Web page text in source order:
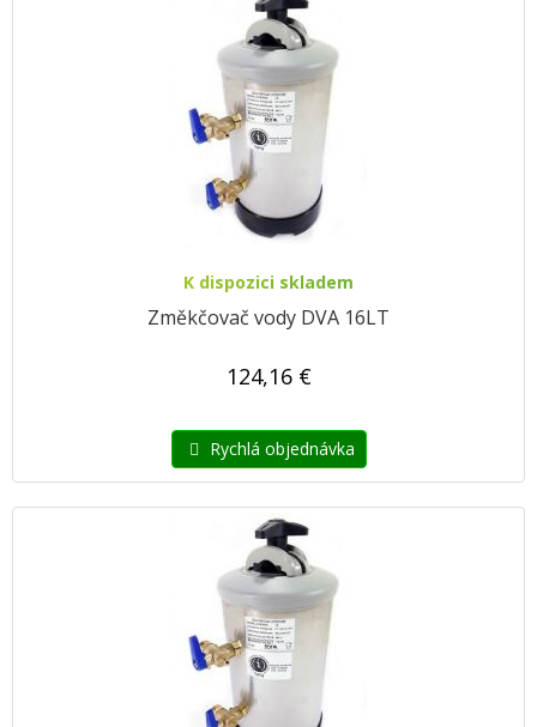
K dispozici skladem
Změkčovač vody DVA 16LT
124,16 €
Rychlá objednávka